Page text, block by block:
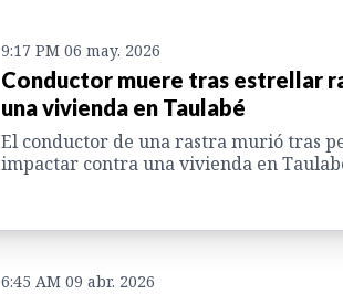
9:17 PM 06 may. 2026
Conductor muere tras estrellar
una vivienda en Taulabé
El conductor de una rastra murió tras
impactar contra una vivienda en
6:45 AM 09 abr. 2026